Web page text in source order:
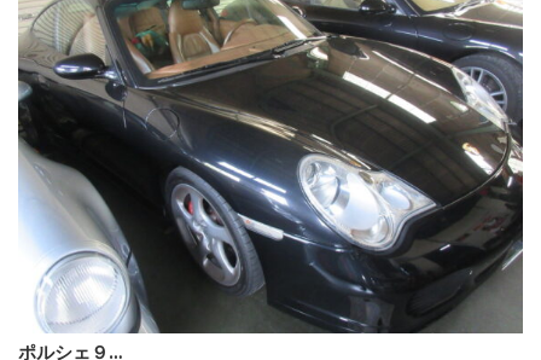
ポルシェ９…